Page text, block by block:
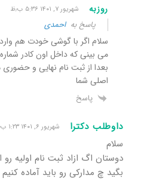
روزبه شهریور ۷, ۱۴۰۱ ۵:۳۶ ب٫ظ
پاسخ بهاحمدی
سلام اگر با گوشی خودت هم
می بینی که داخل اون کادر
بعدا از ثبت نام نهایی و
اصلی شما
پاسخ
داوطلب دکترا شهریور ۶, ۱۴۰۱ ۱:۲۳ ب٫ظ
سلام
دوستان اگ ازاد ثبت نام اولیه
بگید چ مدارکی رو باید آماده